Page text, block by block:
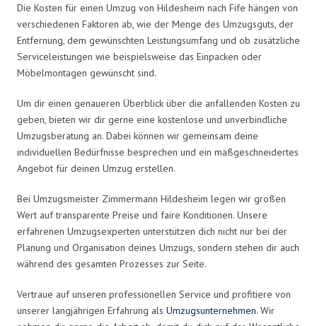
Die Kosten für einen Umzug von Hildesheim nach Fife hängen von
verschiedenen Faktoren ab, wie der Menge des Umzugsguts, der
Entfernung, dem gewünschten Leistungsumfang und ob zusätzliche
Serviceleistungen wie beispielsweise das Einpacken oder
Möbelmontagen gewünscht sind.
Um dir einen genaueren Überblick über die anfallenden Kosten zu
geben, bieten wir dir gerne eine kostenlose und unverbindliche
Umzugsberatung an. Dabei können wir gemeinsam deine
individuellen Bedürfnisse besprechen und ein maßgeschneidertes
Angebot für deinen Umzug erstellen.
Bei Umzugsmeister Zimmermann Hildesheim legen wir großen
Wert auf transparente Preise und faire Konditionen. Unsere
erfahrenen Umzugsexperten unterstützen dich nicht nur bei der
Planung und Organisation deines Umzugs, sondern stehen dir auch
während des gesamten Prozesses zur Seite.
Vertraue auf unseren professionellen Service und profitiere von
unserer langjährigen Erfahrung als Umzugsunternehmen. Wir